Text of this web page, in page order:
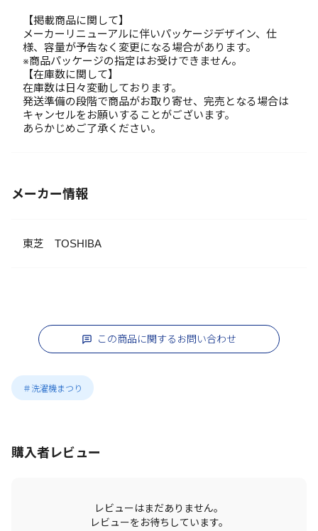
【掲載商品に関して】
メーカーリニューアルに伴いパッケージデザイン、仕
様、容量が予告なく変更になる場合があります。
※商品パッケージの指定はお受けできません。
【在庫数に関して】
在庫数は日々変動しております。
発送準備の段階で商品がお取り寄せ、完売となる場合は
キャンセルをお願いすることがございます。
あらかじめご了承ください。
メーカー情報
東芝 TOSHIBA
この商品に関するお問い合わせ
＃洗濯機まつり
購入者レビュー
レビューはまだありません。
レビューをお待ちしています。